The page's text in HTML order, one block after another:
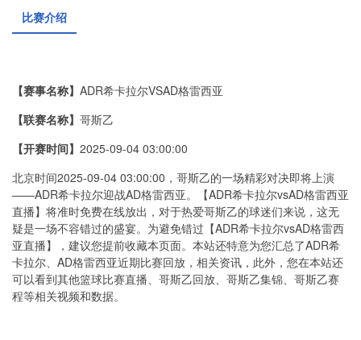
比赛介绍
【赛事名称】 ADR希卡拉尔VSAD格雷西亚
【联赛名称】 哥斯乙
【开赛时间】 2025-09-04 03:00:00
北京时间2025-09-04 03:00:00，哥斯乙的一场精彩对决即将上演
——ADR希卡拉尔迎战AD格雷西亚。【ADR希卡拉尔vsAD格雷西亚
直播】将准时免费在线放出，对于热爱哥斯乙的球迷们来说，这无
疑是一场不容错过的盛宴。为避免错过【ADR希卡拉尔vsAD格雷西
亚直播】，建议您提前收藏本页面。本站还特意为您汇总了ADR希
卡拉尔、AD格雷西亚近期比赛回放，相关资讯，此外，您在本站还
可以看到其他篮球比赛直播、哥斯乙回放、哥斯乙集锦、哥斯乙赛
程等相关视频和数据。